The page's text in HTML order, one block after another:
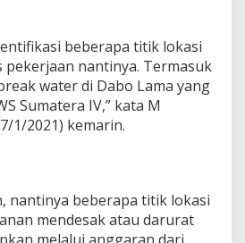
b
r
a
s
i
P
a
d
beberapa titik lokasi
pekerjaan nantinya. Termasuk
water di Dabo Lama yang
Sumatera IV,” kata M
1/2021) kemarin.
nantinya beberapa titik lokasi
mendesak atau darurat